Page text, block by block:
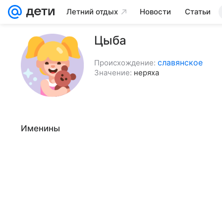
Летний отдых Новости Статьи
Цыба
Происхождение: славянское
Значение: неряха
Именины